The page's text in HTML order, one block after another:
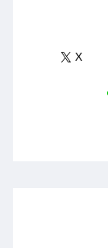
X